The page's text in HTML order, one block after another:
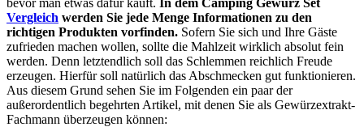
Vergleich werden Sie jede Menge Informationen zu den
richtigen Produkten vorfinden. Sofern Sie sich und Ihre Gäste
zufrieden machen wollen, sollte die Mahlzeit wirklich absolut fein
werden. Denn letztendlich soll das Schlemmen reichlich Freude
erzeugen. Hierfür soll natürlich das Abschmecken gut funktionieren.
Aus diesem Grund sehen Sie im Folgenden ein paar der
außerordentlich begehrten Artikel, mit denen Sie als Gewürzextrakt-
Fachmann überzeugen können: